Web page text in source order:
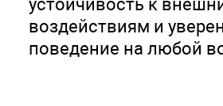
устойчивость к
воздействиям и
поведение на любой